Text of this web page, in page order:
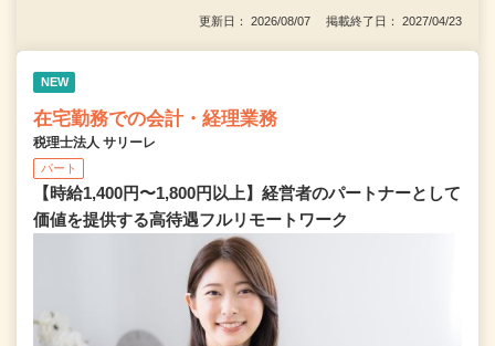
更新日： 2026/08/07 掲載終了日： 2027/04/23
NEW
在宅勤務での会計・経理業務
税理士法人 サリーレ
パート
【時給1,400円〜1,800円以上】経営者のパートナーとして
価値を提供する⾼待遇フルリモートワーク